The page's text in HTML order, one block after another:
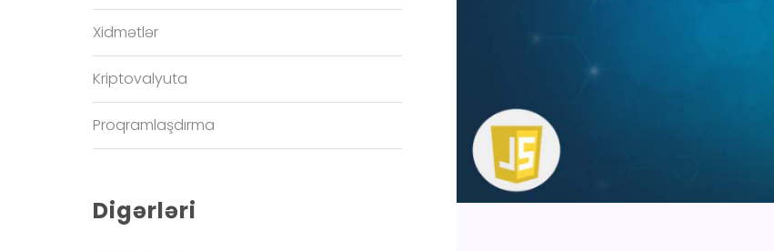
Xidmətlər
Kriptovalyuta
Proqramlaşdırma
Digərləri